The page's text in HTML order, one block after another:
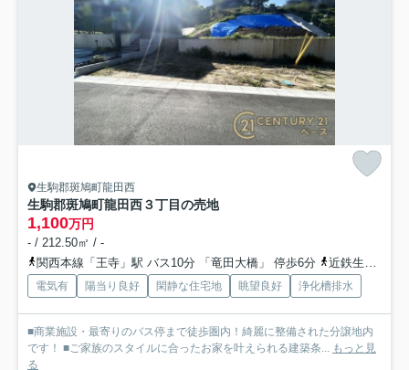
生駒郡斑鳩町龍田西
生駒郡斑鳩町龍田西３丁目の売地
1,100万円
- / 212.50㎡ / -
関西本線「王寺」駅 バス10分 「竜田大橋」 停歩6分
近鉄生駒線「竜田川」駅 徒歩21分
電気有 陽当り良好 閑静な住宅地 眺望良好 浄化槽排水
■商業施設・最寄りのバス停まで徒歩圏内！綺麗に整備された分譲地内
です！ ■ご家族のスタイルに合ったお家を叶えられる建築条... もっと見
る